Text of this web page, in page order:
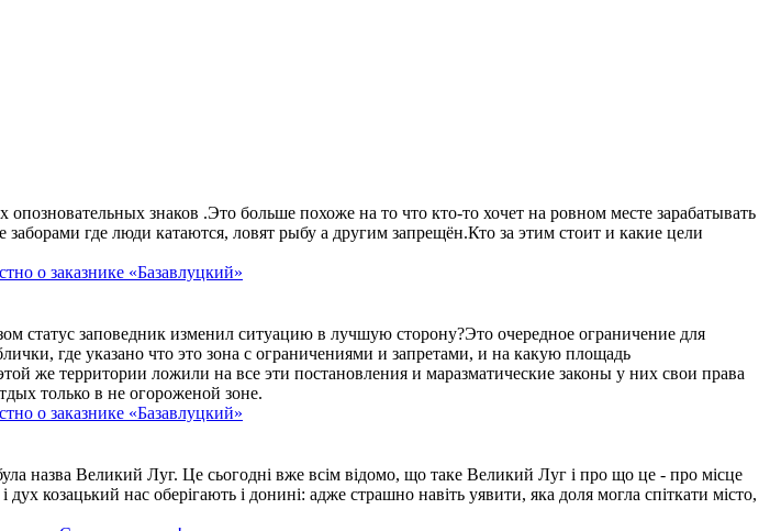
знаков .Это больше похоже на то что кто-то хочет на ровном месте зарабатывать
где люди катаются, ловят рыбу а другим запрещён.Кто за этим стоит и какие цели
о заказнике «Базавлуцкий»
статус заповедник изменил ситуацию в лучшую сторону?Это очередное ограничение для
где указано что это зона с ограничениями и запретами, и на какую площадь
же территории ложили на все эти постановления и маразматические законы у них свои права
только в не огороженой зоне.
о заказнике «Базавлуцкий»
назва Великий Луг. Це сьогодні вже всім відомо, що таке Великий Луг і про що це - про місце
козацький нас оберігають і донині: адже страшно навіть уявити, яка доля могла спіткати місто,